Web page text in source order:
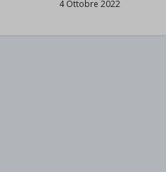
4 Ottobre 2022